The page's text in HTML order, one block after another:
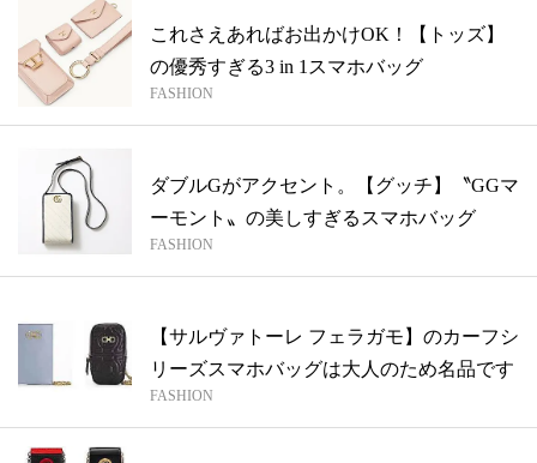
これさえあればお出かけOK！【トッズ】
の優秀すぎる3 in 1スマホバッグ
FASHION
ダブルGがアクセント。【グッチ】〝GGマ
ーモント〟の美しすぎるスマホバッグ
FASHION
【サルヴァトーレ フェラガモ】のカーフシ
リーズスマホバッグは大人のため名品です
FASHION